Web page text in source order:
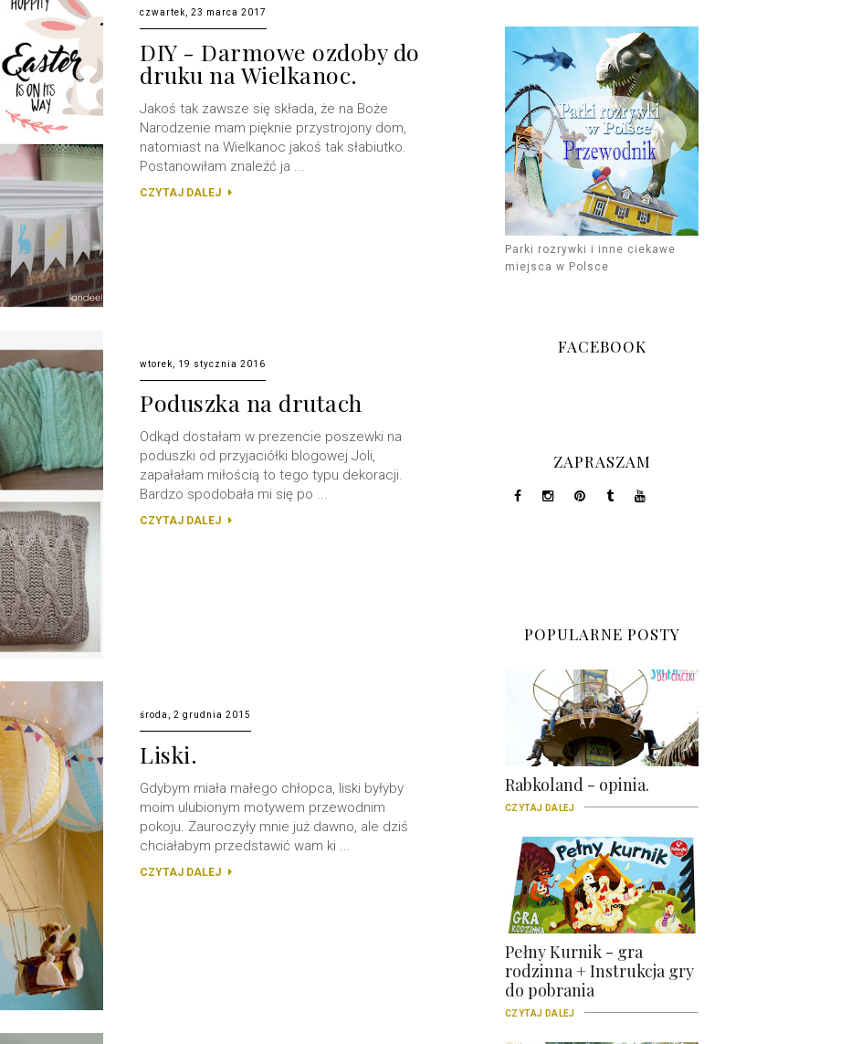
czwartek, 23 marca 2017
DIY - Darmowe ozdoby do
druku na Wielkanoc.
Jakoś tak zawsze się składa, że na Boże
Narodzenie mam pięknie przystrojony dom,
natomiast na Wielkanoc jakoś tak słabiutko.
Postanowiłam znaleźć ja ...
CZYTAJ DALEJ
wtorek, 19 stycznia 2016
Poduszka na drutach
Odkąd dostałam w prezencie poszewki na
poduszki od przyjaciółki blogowej Joli,
zapałałam miłością to tego typu dekoracji.
Bardzo spodobała mi się po ...
CZYTAJ DALEJ
środa, 2 grudnia 2015
Liski.
Gdybym miała małego chłopca, liski byłyby
moim ulubionym motywem przewodnim
pokoju. Zauroczyły mnie już dawno, ale dziś
chciałabym przedstawić wam ki ...
CZYTAJ DALEJ
Parki rozrywki i inne ciekawe
miejsca w Polsce
FACEBOOK
ZAPRASZAM
POPULARNE POSTY
Rabkoland - opinia.
CZYTAJ DALEJ
Pełny Kurnik - gra
rodzinna + Instrukcja gry
do pobrania
CZYTAJ DALEJ